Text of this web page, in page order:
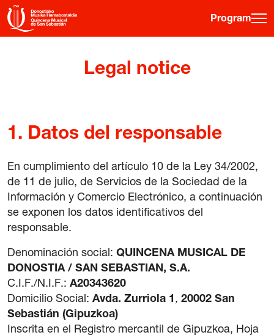
Program
ES EU FR · EN
Ticket information
Musical fortnight
Venues
42 International Course on Romantic Organ
The Green Fortnight
Legal notice
1. Datos del responsable
En cumplimiento del artículo 10 de la Ley 34/2002,
de 11 de julio, de Servicios de la Sociedad de la
Información y Comercio Electrónico, a continuación
se exponen los datos identificativos del
responsable.
Denominación social: QUINCENA MUSICAL DE
DONOSTIA / SAN SEBASTIAN, S.A.
C.I.F./N.I.F.: A20343620
Domicilio Social: Avda. Zurriola 1 , 20002 San
Sebastián (Gipuzkoa)
Inscrita en el Registro mercantil de Gipuzkoa, Hoja